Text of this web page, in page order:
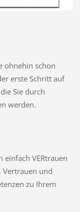
ohnehin schon
erste Schritt auf
Sie durch
werden.
VERtrauen
Vertrauen und
zu Ihrem